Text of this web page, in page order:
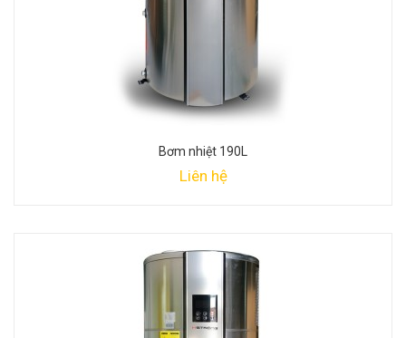
Bơm nhiệt 190L
Liên hệ